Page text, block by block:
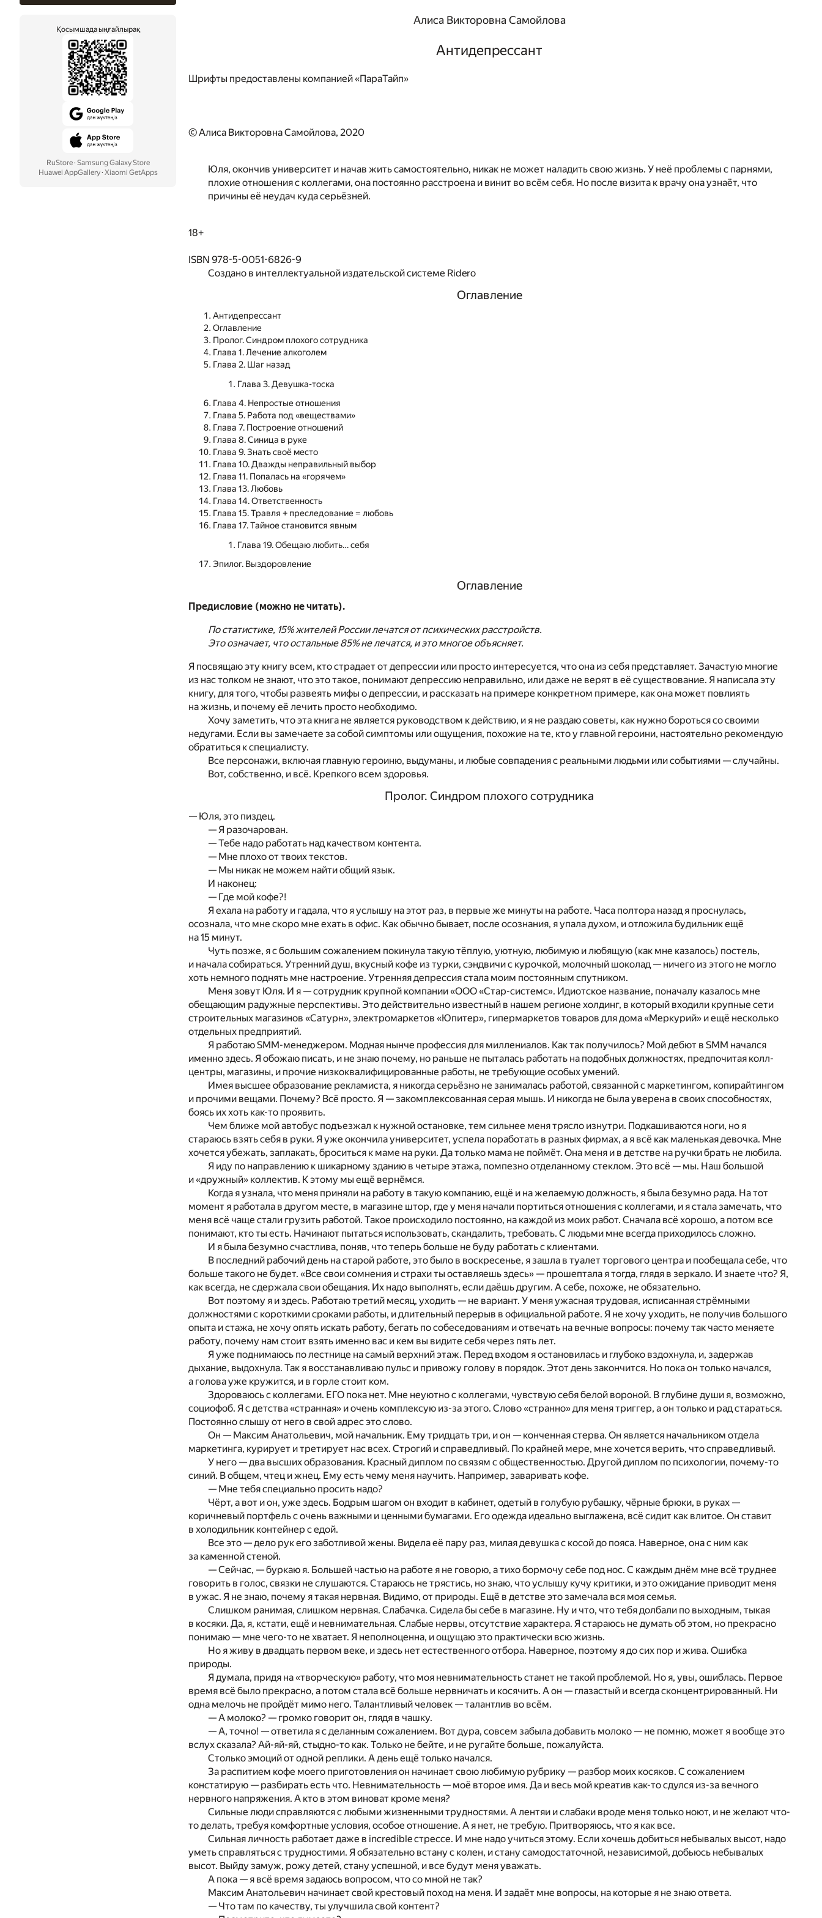
Қосымшада ыңғайлырақ
RuStore· Samsung Galaxy Store
Huawei AppGallery· Xiaomi GetApps
Алиса Викторовна Самойлова
Антидепрессант
Шрифты предоставлены компанией «ПараТайп»
© Алиса Викторовна Самойлова, 2020
Юля, окончив университет и начав жить самостоятельно, никак не может наладить свою жизнь. У неё проблемы с парнями,
плохие отношения с коллегами, она постоянно расстроена и винит во всём себя. Но после визита к врачу она узнаёт, что
причины её неудач куда серьёзней.
18+
ISBN 978-5-0051-6826-9
Создано в интеллектуальной издательской системе Ridero
Оглавление
Антидепрессант
Оглавление
Пролог. Синдром плохого сотрудника
Глава 1. Лечение алкоголем
Глава 2. Шаг назад
Глава 3. Девушка-тоска
Глава 4. Непростые отношения
Глава 5. Работа под «веществами»
Глава 7. Построение отношений
Глава 8. Синица в руке
Глава 9. Знать своё место
Глава 10. Дважды неправильный выбор
Глава 11. Попалась на «горячем»
Глава 13. Любовь
Глава 14. Ответственность
Глава 15. Травля + преследование = любовь
Глава 17. Тайное становится явным
Глава 19. Обещаю любить… себя
Эпилог. Выздоровление
Оглавление
Предисловие (можно не читать).
По статистике, 15% жителей России лечатся от психических расстройств.
Это означает, что остальные 85% не лечатся, и это многое объясняет.
Я посвящаю эту книгу всем, кто страдает от депрессии или просто интересуется, что она из себя представляет. Зачастую многие
из нас толком не знают, что это такое, понимают депрессию неправильно, или даже не верят в её существование. Я написала эту
книгу, для того, чтобы развеять мифы о депрессии, и рассказать на примере конкретном примере, как она может повлиять
на жизнь, и почему её лечить просто необходимо.
Хочу заметить, что эта книга не является руководством к действию, и я не раздаю советы, как нужно бороться со своими
недугами. Если вы замечаете за собой симптомы или ощущения, похожие на те, кто у главной героини, настоятельно рекомендую
обратиться к специалисту.
Все персонажи, включая главную героиню, выдуманы, и любые совпадения с реальными людьми или событиями — случайны.
Вот, собственно, и всё. Крепкого всем здоровья.
Пролог. Синдром плохого сотрудника
— Юля, это пиздец.
— Я разочарован.
— Тебе надо работать над качеством контента.
— Мне плохо от твоих текстов.
— Мы никак не можем найти общий язык.
И наконец:
— Где мой кофе?!
Я ехала на работу и гадала, что я услышу на этот раз, в первые же минуты на работе. Часа полтора назад я проснулась,
осознала, что мне скоро мне ехать в офис. Как обычно бывает, после осознания, я упала духом, и отложила будильник ещё
на 15 минут.
Чуть позже, я с большим сожалением покинула такую тёплую, уютную, любимую и любящую (как мне казалось) постель,
и начала собираться. Утренний душ, вкусный кофе из турки, сэндвичи с курочкой, молочный шоколад — ничего из этого не могло
хоть немного поднять мне настроение. Утренняя депрессия стала моим постоянным спутником.
Меня зовут Юля. И я — сотрудник крупной компании «ООО «Стар-системс». Идиотское название, поначалу казалось мне
обещающим радужные перспективы. Это действительно известный в нашем регионе холдинг, в который входили крупные сети
строительных магазинов «Сатурн», электромаркетов «Юпитер», гипермаркетов товаров для дома «Меркурий» и ещё несколько
отдельных предприятий.
Я работаю SMM-менеджером. Модная нынче профессия для миллениалов. Как так получилось? Мой дебют в SMM начался
именно здесь. Я обожаю писать, и не знаю почему, но раньше не пыталась работать на подобных должностях, предпочитая колл-
центры, магазины, и прочие низкоквалифицированные работы, не требующие особых умений.
Имея высшее образование рекламиста, я никогда серьёзно не занималась работой, связанной с маркетингом, копирайтингом
и прочими вещами. Почему? Всё просто. Я — закомплексованная серая мышь. И никогда не была уверена в своих способностях,
боясь их хоть как-то проявить.
Чем ближе мой автобус подъезжал к нужной остановке, тем сильнее меня трясло изнутри. Подкашиваются ноги, но я
стараюсь взять себя в руки. Я уже окончила университет, успела поработать в разных фирмах, а я всё как маленькая девочка. Мне
хочется убежать, заплакать, броситься к маме на руки. Да только мама не поймёт. Она меня и в детстве на ручки брать не любила.
Я иду по направлению к шикарному зданию в четыре этажа, помпезно отделанному стеклом. Это всё — мы. Наш большой
и «дружный» коллектив. К этому мы ещё вернёмся.
Когда я узнала, что меня приняли на работу в такую компанию, ещё и на желаемую должность, я была безумно рада. На тот
момент я работала в другом месте, в магазине штор, где у меня начали портиться отношения с коллегами, и я стала замечать, что
меня всё чаще стали грузить работой. Такое происходило постоянно, на каждой из моих работ. Сначала всё хорошо, а потом все
понимают, кто ты есть. Начинают пытаться использовать, скандалить, требовать. С людьми мне всегда приходилось сложно.
И я была безумно счастлива, поняв, что теперь больше не буду работать с клиентами.
В последний рабочий день на старой работе, это было в воскресенье, я зашла в туалет торгового центра и пообещала себе, что
больше такого не будет. «Все свои сомнения и страхи ты оставляешь здесь» — прошептала я тогда, глядя в зеркало. И знаете что? Я,
как всегда, не сдержала свои обещания. Их надо выполнять, если даёшь другим. А себе, похоже, не обязательно.
Вот поэтому я и здесь. Работаю третий месяц, уходить — не вариант. У меня ужасная трудовая, исписанная стрёмными
должностями с короткими сроками работы, и длительный перерыв в официальной работе. Я не хочу уходить, не получив большого
опыта и стажа, не хочу опять искать работу, бегать по собеседованиям и отвечать на вечные вопросы: почему так часто меняете
работу, почему нам стоит взять именно вас и кем вы видите себя через пять лет.
Я уже поднимаюсь по лестнице на самый верхний этаж. Перед входом я остановилась и глубоко вздохнула, и, задержав
дыхание, выдохнула. Так я восстанавливаю пульс и привожу голову в порядок. Этот день закончится. Но пока он только начался,
а голова уже кружится, и в горле стоит ком.
Здороваюсь с коллегами. ЕГО пока нет. Мне неуютно с коллегами, чувствую себя белой вороной. В глубине души я, возможно,
социофоб. Я с детства «странная» и очень комплексую из-за этого. Слово «странно» для меня триггер, а он только и рад стараться.
Постоянно слышу от него в свой адрес это слово.
Он — Максим Анатольевич, мой начальник. Ему тридцать три, и он — конченная стерва. Он является начальником отдела
маркетинга, курирует и третирует нас всех. Строгий и справедливый. По крайней мере, мне хочется верить, что справедливый.
У него — два высших образования. Красный диплом по связям с общественностью. Другой диплом по психологии, почему-то
синий. В общем, чтец и жнец. Ему есть чему меня научить. Например, заваривать кофе.
— Мне тебя специально просить надо?
Чёрт, а вот и он, уже здесь. Бодрым шагом он входит в кабинет, одетый в голубую рубашку, чёрные брюки, в руках —
коричневый портфель с очень важными и ценными бумагами. Его одежда идеально выглажена, всё сидит как влитое. Он ставит
в холодильник контейнер с едой.
Все это — дело рук его заботливой жены. Видела её пару раз, милая девушка с косой до пояса. Наверное, она с ним как
за каменной стеной.
— Сейчас, — буркаю я. Большей частью на работе я не говорю, а тихо бормочу себе под нос. С каждым днём мне всё труднее
говорить в голос, связки не слушаются. Стараюсь не трястись, но знаю, что услышу кучу критики, и это ожидание приводит меня
в ужас. Я не знаю, почему я такая нервная. Видимо, от природы. Ещё в детстве это замечала вся моя семья.
Слишком ранимая, слишком нервная. Слабачка. Сидела бы себе в магазине. Ну и что, что тебя долбали по выходным, тыкая
в косяки. Да, я, кстати, ещё и невнимательная. Слабые нервы, отсутствие характера. Я стараюсь не думать об этом, но прекрасно
понимаю — мне чего-то не хватает. Я неполноценна, и ощущаю это практически всю жизнь.
Но я живу в двадцать первом веке, и здесь нет естественного отбора. Наверное, поэтому я до сих пор и жива. Ошибка
природы.
Я думала, придя на «творческую» работу, что моя невнимательность станет не такой проблемой. Но я, увы, ошиблась. Первое
время всё было прекрасно, а потом стала всё больше нервничать и косячить. А он — глазастый и всегда сконцентрированный. Ни
одна мелочь не пройдёт мимо него. Талантливый человек — талантлив во всём.
— А молоко? — громко говорит он, глядя в чашку.
— А, точно! — ответила я с деланным сожалением. Вот дура, совсем забыла добавить молоко — не помню, может я вообще это
вслух сказала? Ай-яй-яй, стыдно-то как. Только не бейте, и не ругайте больше, пожалуйста.
Столько эмоций от одной реплики. А день ещё только начался.
За распитием кофе моего приготовления он начинает свою любимую рубрику — разбор моих косяков. С сожалением
констатирую — разбирать есть что. Невнимательность — моё второе имя. Да и весь мой креатив как-то сдулся из-за вечного
нервного напряжения. А кто в этом виноват кроме меня?
Сильные люди справляются с любыми жизненными трудностями. А лентяи и слабаки вроде меня только ноют, и не желают что-
то делать, требуя комфортные условия, особое отношение. А я нет, не требую. Притворяюсь, что я как все.
Сильная личность работает даже в incredible стрессе. И мне надо учиться этому. Если хочешь добиться небывалых высот, надо
уметь справляться с трудностими. Я обязательно встану с колен, и стану самодостаточной, независимой, добьюсь небывалых
высот. Выйду замуж, рожу детей, стану успешной, и все будут меня уважать.
А пока — я всё время задаюсь вопросом, что со мной не так?
Максим Анатольевич начинает свой крестовый поход на меня. И задаёт мне вопросы, на которые я не знаю ответа.
— Что там по качеству, ты улучшила свой контент?